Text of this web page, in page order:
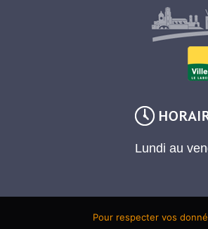
Lundi au
Pour respecter vos